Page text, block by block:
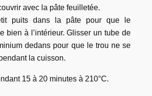
avec la pâte feuilletée.
puits dans la pâte pour que le
bien à l’intérieur. Glisser un tube de
dedans pour que le trou ne se
la cuisson.
15 à 20 minutes à 210°C.